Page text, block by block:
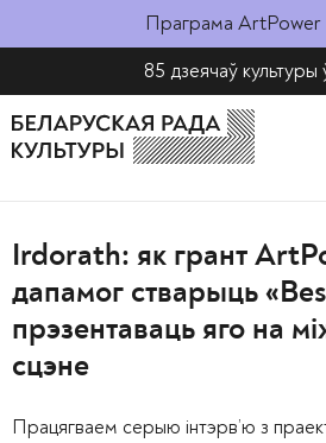
Праграма ArtPower
85 дзеячаў культуры
Irdorath: як грант
дапамог стварыць
прэзентаваць яго на
сцэне
Працягваем серыю інтэрв’ю з